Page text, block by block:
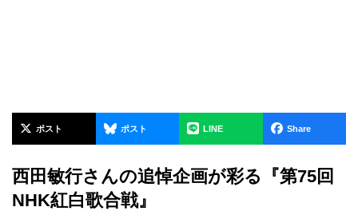
ポスト ポスト LINE Share
西田敏行さんの追悼企画が彩る『第75回
NHK紅白歌合戦』